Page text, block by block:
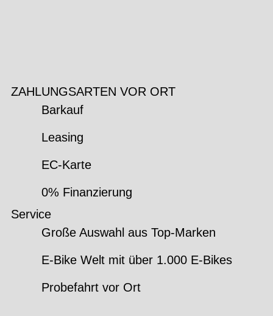
ZAHLUNGSARTEN VOR ORT
Barkauf
Leasing
EC-Karte
0% Finanzierung
Service
Große Auswahl aus Top-Marken
E-Bike Welt mit über 1.000 E-Bikes
Probefahrt vor Ort